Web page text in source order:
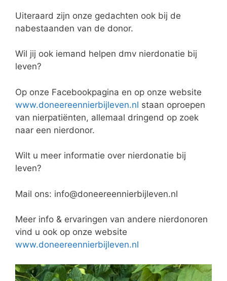
Uiteraard zijn onze gedachten ook bij de
nabestaanden van de donor.
Wil jij ook iemand helpen dmv nierdonatie bij
leven?
Op onze Facebookpagina en op onze website
www.doneereennierbijleven.nl staan oproepen
van nierpatiënten, allemaal dringend op zoek
naar een nierdonor.
Wilt u meer informatie over nierdonatie bij
leven?
Mail ons: info@doneereennierbijleven.nl
Meer info & ervaringen van andere nierdonoren
vind u ook op onze website
www.doneereennierbijleven.nl